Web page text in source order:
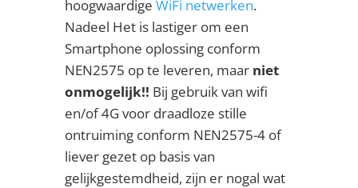
hoogwaardige WiFi netwerken.
Nadeel Het is lastiger om een
Smartphone oplossing conform
NEN2575 op te leveren, maar niet
onmogelijk!! Bij gebruik van wifi
en/of 4G voor draadloze stille
ontruiming conform NEN2575-4 of
liever gezet op basis van
gelijkgestemdheid, zijn er nogal wat